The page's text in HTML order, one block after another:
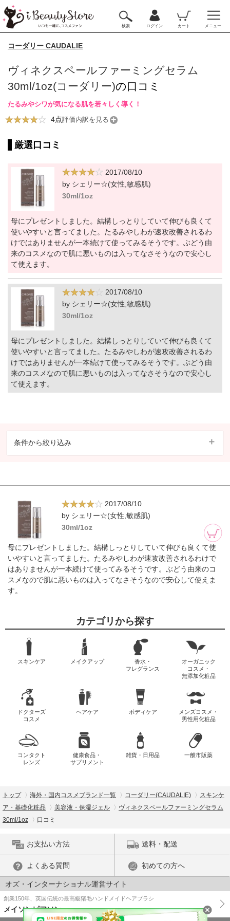
検索 ログイン カート メニュー
コーダリー CAUDALIE
ヴィネクスペールファーミングセラム
30ml/1oz(コーダリー)の口コミ
たるみやシワが気になる肌を若々しく導く！
4点評価内訳を見る
厳選口コミ
2017/08/10
by シェリー☆(女性,敏感肌)
30ml/1oz
母にプレゼントしました。結構しっとりしていて伸びも良くて
使いやすいと言ってました。たるみやしわが速攻改善されるわ
けではありませんが一本続けて使ってみるそうです。ぶどう由
来のコスメなので肌に悪いものは入ってなさそうなので安心し
て使えます。
2017/08/10
by シェリー☆(女性,敏感肌)
30ml/1oz
母にプレゼントしました。結構しっとりしていて伸びも良くて
使いやすいと言ってました。たるみやしわが速攻改善されるわ
けではありませんが一本続けて使ってみるそうです。ぶどう由
来のコスメなので肌に悪いものは入ってなさそうなので安心し
て使えます。
条件から絞り込み
2017/08/10
by シェリー☆(女性,敏感肌)
30ml/1oz
母にプレゼントしました。結構しっとりしていて伸びも良くて使
いやすいと言ってました。たるみやしわが速攻改善されるわけで
はありませんが一本続けて使ってみるそうです。ぶどう由来のコ
スメなので肌に悪いものは入ってなさそうなので安心して使えま
す。
カテゴリから探す
スキンケア メイクアップ
香水・
フレグランス
オーガニック
コスメ・
無添加化粧品
ドクターズ
コスメ
ヘアケア ボディケア
メンズコスメ・
男性用化粧品
コンタクト
レンズ
健康食品・
サプリメント
雑貨・日用品 一般市販薬
トップ 海外・国内コスメブランド一覧 コーダリー(CAUDALIE)
スキンケ
ア・基礎化粧品
美容液・保湿ジェル
ヴィネクスペールファーミングセラム
30ml/1oz
口コミ
お支払い方法 送料・配送
よくある質問 初めての方へ
オズ・インターナショナル運営サイト
創業150年、英国伝統の最高級猪毛ハンドメイドヘアブラシ
メイソンピアソン